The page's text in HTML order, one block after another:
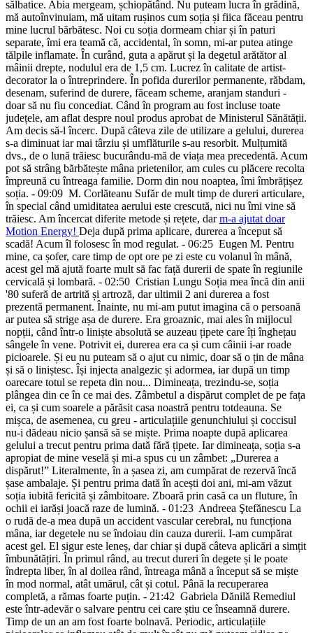
sălbatice. Abia mergeam, șchiopătând. Nu puteam lucra în grădină,
mă autoînvinuiam, mă uitam rușinos cum soția și fiica făceau pentru
mine lucrul bărbătesc. Noi cu soția dormeam chiar și în paturi
separate, îmi era teamă că, accidental, în somn, mi-ar putea atinge
tălpile inflamate. În curând, guta a apărut și la degetul arătător al
mâinii drepte, nodulul era de 1,5 cm. Lucrez în calitate de artist-
decorator la o întreprindere. În pofida durerilor permanente, răbdam,
desenam, suferind de durere, făceam scheme, aranjam standuri -
doar să nu fiu concediat. Când în program au fost incluse toate
județele, am aflat despre noul produs aprobat de Ministerul Sănătății.
Am decis să-l încerc. După câteva zile de utilizare a gelului, durerea
s-a diminuat iar mai târziu și umflăturile s-au resorbit. Mulțumită
dvs., de o lună trăiesc bucurându-mă de viața mea precedentă. Acum
pot să strâng bărbătește mâna prietenilor, am cules cu plăcere recolta
împreună cu întreaga familie. Dorm din nou noaptea, îmi îmbrățișez
soția. - 09:09 M. Corlăteanu Sufăr de mult timp de dureri articulare,
în special când umiditatea aerului este crescută, nici nu îmi vine să
trăiesc. Am încercat diferite metode și rețete, darm-a ajutat doar
Motion Energy! Deja după prima aplicare, durerea a început să
scadă! Acum îl folosesc în mod regulat. - 06:25 Eugen M. Pentru
mine, ca șofer, care timp de opt ore pe zi este cu volanul în mână,
acest gel mă ajută foarte mult să fac față durerii de spate în regiunile
cervicală și lombară. - 02:50 Cristian Lungu Soția mea încă din anii
'80 suferă de artrită și artroză, dar ultimii 2 ani durerea a fost
prezentă permanent. Înainte, nu mi-am putut imagina că o persoană
ar putea să strige așa de durere. Era groaznic, mai ales în mijlocul
nopții, când într-o liniște absolută se auzeau țipete care îți înghețau
sângele în vene. Potrivit ei, durerea era ca și cum câinii i-ar roade
picioarele. Și eu nu puteam să o ajut cu nimic, doar să o țin de mâna
și să o liniștesc. Își injecta analgezic și adormea, iar după un timp
oarecare totul se repeta din nou... Dimineața, trezindu-se, soția
plângea din ce în ce mai des. Zâmbetul a dispărut complet de pe fața
ei, ca și cum soarele a părăsit casa noastră pentru totdeauna. Se
mișca, de asemenea, cu greu - articulațiile genunchiului și coccisul
nu-i dădeau nicio șansă să se miște. Prima noapte după aplicarea
gelului a trecut pentru prima dată fără țipete. Iar dimineața, soția s-a
apropiat de mine veselă și mi-a spus cu un zâmbet: „Durerea a
dispărut!” Literalmente, în a șasea zi, am cumpărat de rezervă încă
șase ambalaje. Și pentru prima dată în acești doi ani, mi-am văzut
soția iubită fericită și zâmbitoare. Zboară prin casă ca un fluture, în
ochii ei iarăși joacă raze de lumină. - 01:23 Andreea Ştefănescu La
o rudă de-a mea după un accident vascular cerebral, nu funcționa
mâna, iar degetele nu se îndoiau din cauza durerii. I-am cumpărat
acest gel. El sigur este leneș, dar chiar și după câteva aplicări a simțit
îmbunătățiri. În primul rând, au trecut dureri în degete și le poate
îndrepta liber, în al doilea rând, întreaga mână a început să se miște
în mod normal, atât umărul, cât și cotul. Până la recuperarea
completă, a rămas foarte puțin. - 21:42 Gabriela Dănilă Remediul
este într-adevăr o salvare pentru cei care știu ce înseamnă durere.
Timp de un an am fost foarte bolnavă. Periodic, articulațiile